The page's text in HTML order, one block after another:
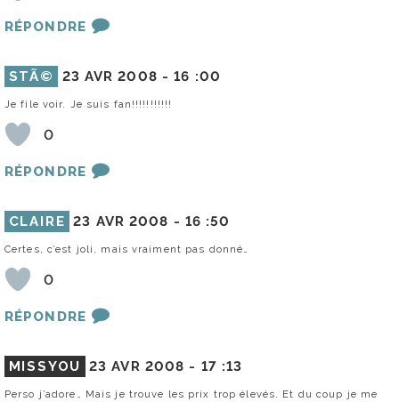
RÉPONDRE
STÃ© 23 AVR 2008 -16 :00
Je file voir. Je suis fan!!!!!!!!!!!
0
RÉPONDRE
CLAIRE 23 AVR 2008 - 16 :50
Certes, c’est joli, mais vraiment pas donné…
0
RÉPONDRE
MISSYOU 23 AVR 2008 - 17 :13
Perso j’adore… Mais je trouve les prix trop élevés. Et du coup je me